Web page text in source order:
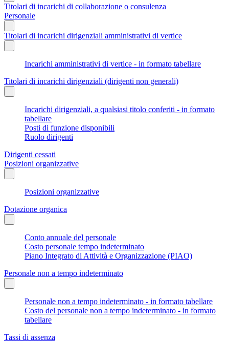
Titolari di incarichi di collaborazione o consulenza
Personale
Titolari di incarichi dirigenziali amministrativi di vertice
Incarichi amministrativi di vertice - in formato tabellare
Titolari di incarichi dirigenziali (dirigenti non generali)
Incarichi dirigenziali, a qualsiasi titolo conferiti - in formato
tabellare
Posti di funzione disponibili
Ruolo dirigenti
Dirigenti cessati
Posizioni organizzative
Posizioni organizzative
Dotazione organica
Conto annuale del personale
Costo personale tempo indeterminato
Piano Integrato di Attività e Organizzazione (PIAO)
Personale non a tempo indeterminato
Personale non a tempo indeterminato - in formato tabellare
Costo del personale non a tempo indeterminato - in formato
tabellare
Tassi di assenza